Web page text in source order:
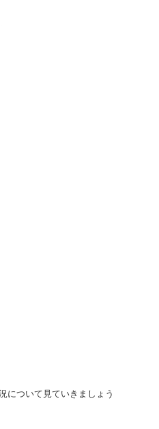
について見ていきましょう